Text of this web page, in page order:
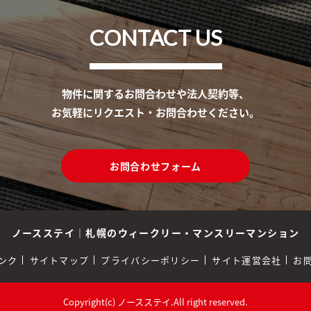
CONTACT US
物件に関するお問合わせや法人契約等、
お気軽にリクエスト・お問合わせください。
お問合わせフォーム
ノースステイ ｜札幌のウィークリー・マンスリーマンション
ク サイトマップ プライバシーポリシー サイト運営会社 お
Copyright(c) ノースステイ.All right reserved.